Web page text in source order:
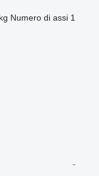
Numero di assi 1